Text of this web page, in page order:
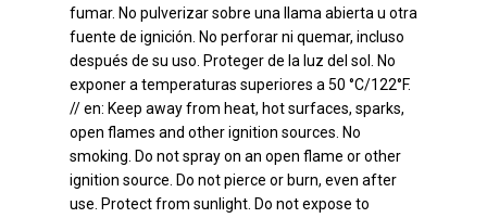
fumar. No pulverizar sobre una llama abierta u otra
fuente de ignición. No perforar ni quemar, incluso
después de su uso. Proteger de la luz del sol. No
exponer a temperaturas superiores a 50 °C/122°F.
// en: Keep away from heat, hot surfaces, sparks,
open flames and other ignition sources. No
smoking. Do not spray on an open flame or other
ignition source. Do not pierce or burn, even after
use. Protect from sunlight. Do not expose to